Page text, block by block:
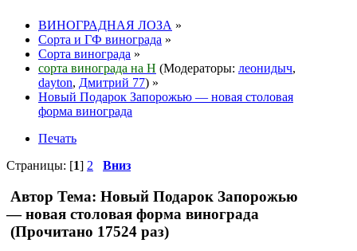
ВИНОГРАДНАЯ ЛОЗА »
Сорта и ГФ винограда »
Сорта винограда »
сорта винограда на Н (Модераторы: леонидыч,
dayton, Дмитрий 77) »
Новый Подарок Запорожью — новая столовая
форма винограда
Печать
Страницы: [1] 2 Вниз
Автор Тема: Новый Подарок Запорожью
— новая столовая форма винограда
(Прочитано 17524 раз)